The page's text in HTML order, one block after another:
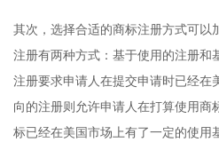
其次，选择合适的商标注册方式可以
注册有两种方式：基于使用的注册和
注册要求申请人在提交申请时已经在
向的注册则允许申请人在打算使用商
标已经在美国市场上有了一定的使用